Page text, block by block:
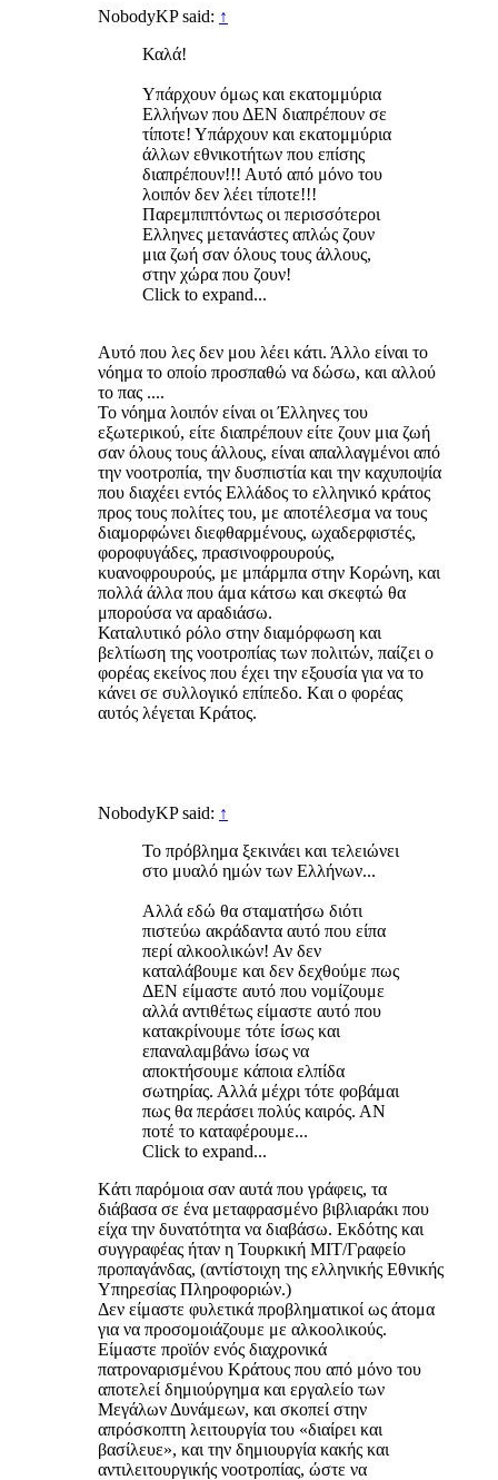
NobodyKP said: ↑
Καλά!
Υπάρχουν όμως και εκατομμύρια
Ελλήνων που ΔΕΝ διαπρέπουν σε
τίποτε! Υπάρχουν και εκατομμύρια
άλλων εθνικοτήτων που επίσης
διαπρέπουν!!! Αυτό από μόνο του
λοιπόν δεν λέει τίποτε!!!
Παρεμπιπτόντως οι περισσότεροι
Ελληνες μετανάστες απλώς ζουν
μια ζωή σαν όλους τους άλλους,
στην χώρα που ζουν!
Click to expand...
Αυτό που λες δεν μου λέει κάτι. Άλλο είναι το
νόημα το οποίο προσπαθώ να δώσω, και αλλού
το πας ....
Το νόημα λοιπόν είναι οι Έλληνες του
εξωτερικού, είτε διαπρέπουν είτε ζουν μια ζωή
σαν όλους τους άλλους, είναι απαλλαγμένοι από
την νοοτροπία, την δυσπιστία και την καχυποψία
που διαχέει εντός Ελλάδος το ελληνικό κράτος
προς τους πολίτες του, με αποτέλεσμα να τους
διαμορφώνει διεφθαρμένους, ωχαδερφιστές,
φοροφυγάδες, πρασινοφρουρούς,
κυανοφρουρούς, με μπάρμπα στην Κορώνη, και
πολλά άλλα που άμα κάτσω και σκεφτώ θα
μπορούσα να αραδιάσω.
Καταλυτικό ρόλο στην διαμόρφωση και
βελτίωση της νοοτροπίας των πολιτών, παίζει ο
φορέας εκείνος που έχει την εξουσία για να το
κάνει σε συλλογικό επίπεδο. Kαι ο φορέας
αυτός λέγεται Κράτος.
NobodyKP said: ↑
Το πρόβλημα ξεκινάει και τελειώνει
στο μυαλό ημών των Ελλήνων...
Αλλά εδώ θα σταματήσω διότι
πιστεύω ακράδαντα αυτό που είπα
περί αλκοολικών! Αν δεν
καταλάβουμε και δεν δεχθούμε πως
ΔΕΝ είμαστε αυτό που νομίζουμε
αλλά αντιθέτως είμαστε αυτό που
κατακρίνουμε τότε ίσως και
επαναλαμβάνω ίσως να
αποκτήσουμε κάποια ελπίδα
σωτηρίας. Αλλά μέχρι τότε φοβάμαι
πως θα περάσει πολύς καιρός. ΑΝ
ποτέ το καταφέρουμε...
Click to expand...
Kάτι παρόμοια σαν αυτά που γράφεις, τα
διάβασα σε ένα μεταφρασμένο βιβλιαράκι που
είχα την δυνατότητα να διαβάσω. Εκδότης και
συγγραφέας ήταν η Τουρκική ΜΙΤ/Γραφείο
προπαγάνδας, (αντίστοιχη της ελληνικής Eθνικής
Υπηρεσίας Πληροφοριών.)
Δεν είμαστε φυλετικά προβληματικοί ως άτομα
για να προσομοιάζουμε με αλκοολικούς.
Είμαστε προϊόν ενός διαχρονικά
πατροναρισμένου Κράτους που από μόνο του
αποτελεί δημιούργημα και εργαλείο των
Μεγάλων Δυνάμεων, και σκοπεί στην
απρόσκοπτη λειτουργία του «διαίρει και
βασίλευε», και την δημιουργία κακής και
αντιλειτουργικής νοοτροπίας, ώστε να